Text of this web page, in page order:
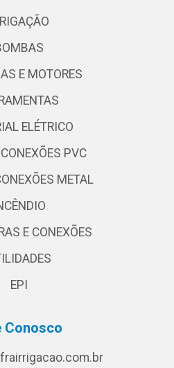
E MOTORES
ELÉTRICO
PVC
METAL
E CONEXÕES
EPI
Conosco